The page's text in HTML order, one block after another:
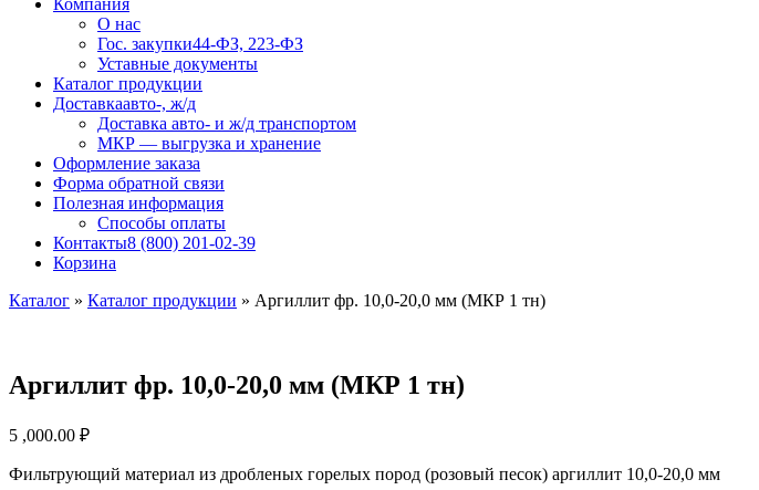
Компания
О нас
Гос. закупки44-ФЗ, 223-ФЗ
Уставные документы
Каталог продукции
Доставкаавто-, ж/д
Доставка авто- и ж/д транспортом
МКР — выгрузка и хранение
Оформление заказа
Форма обратной связи
Полезная информация
Способы оплаты
Контакты8 (800) 201-02-39
Корзина
Каталог » Каталог продукции » Аргиллит фр. 10,0-20,0 мм (МКР 1 тн)
Аргиллит фр. 10,0-20,0 мм (МКР 1 тн)
5 ,000.00 ₽
Фильтрующий материал из дробленых горелых пород (розовый песок) аргиллит 10,0-20,0 мм